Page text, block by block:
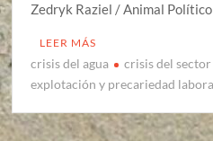
Zedryk Raziel / Animal
LEER MÁS
crisis del agua crisis del sector
explotación y precariedad